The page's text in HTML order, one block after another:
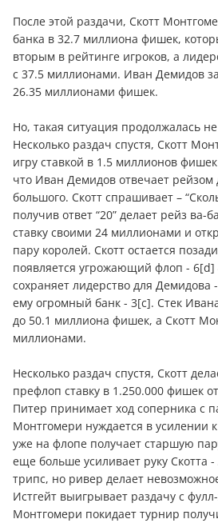
После этой раздачи, Скотт
банка в 32.7 миллиона фишек,
вторым в рейтинге игроков, а
с 37.5 миллионами. Иван Демидов
26.35 миллионами фишек.
Но, такая ситуация продолжалась
Несколько раздач спустя, Скотт
игру ставкой в 1.5 миллионов
что Иван Демидов отвечает рейзом
большого. Скотт спрашивает –
получив ответ “20” делает рейз ва-
ставку своими 24 миллионами и
пару королей. Скотт остается
появляется угрожающий флоп -
сохраняет лидерство для Демидова
ему огромный банк - 3[c]. Стек
до 50.1 миллиона фишек, а Скотт
миллионами.
Несколько раздач спустя, Скотт
префлоп ставку в 1.250.000 фишек
Питер принимает ход соперника с
Монтгомери нуждается в усилении
уже на флопе получает старшую
еще больше усиливает руку Скотта
трипс, но ривер делает
Истгейт выигрывает раздачу с
Монтгомери покидает турнир